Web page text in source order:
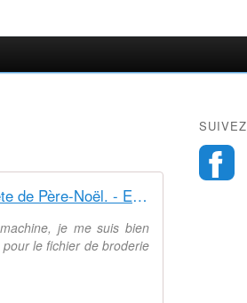
Une tête de Père-Noël. - Elkalin.Couture, fait main.
je me suis bien
le fichier de broderie